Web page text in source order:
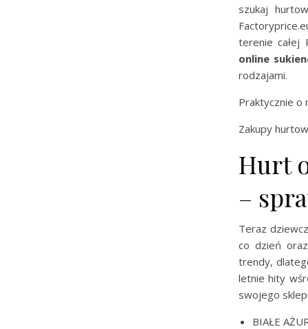
szukaj
terenie całej
online
rodzajami.
Praktycznie o
Zakupy
Hurt
–
Teraz
co dzień
trendy,
letnie hity
swojego
BIAŁE